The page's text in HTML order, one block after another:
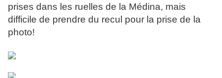
prises dans les ruelles de la Médina, mais
difficile de prendre du recul pour la prise de la
photo!